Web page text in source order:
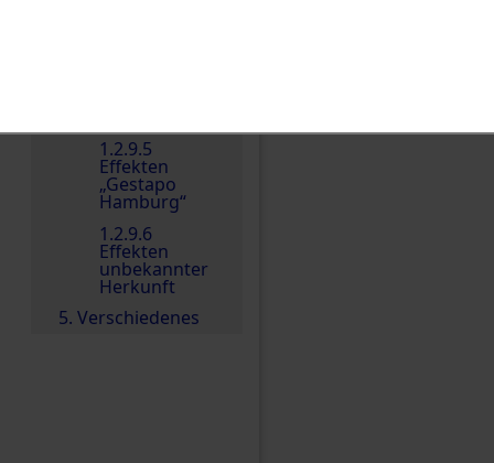
1.2.9.5
Effekten
„Gestapo
Hamburg“
1.2.9.6
Effekten
unbekannter
Herkunft
5. Verschiedenes